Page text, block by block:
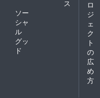
ス
ソー
シャ
ル
グッ
ド
ロ
ジ
ェ
ク
ト
の
広
め
方